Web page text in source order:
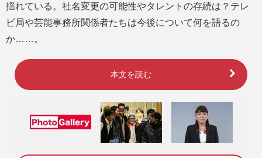
揺れている。社名変更の可能性やタレントの存続は？テレ
ビ局や芸能事務所関係者たちは今後について何を語るの
か……。
本文を読む